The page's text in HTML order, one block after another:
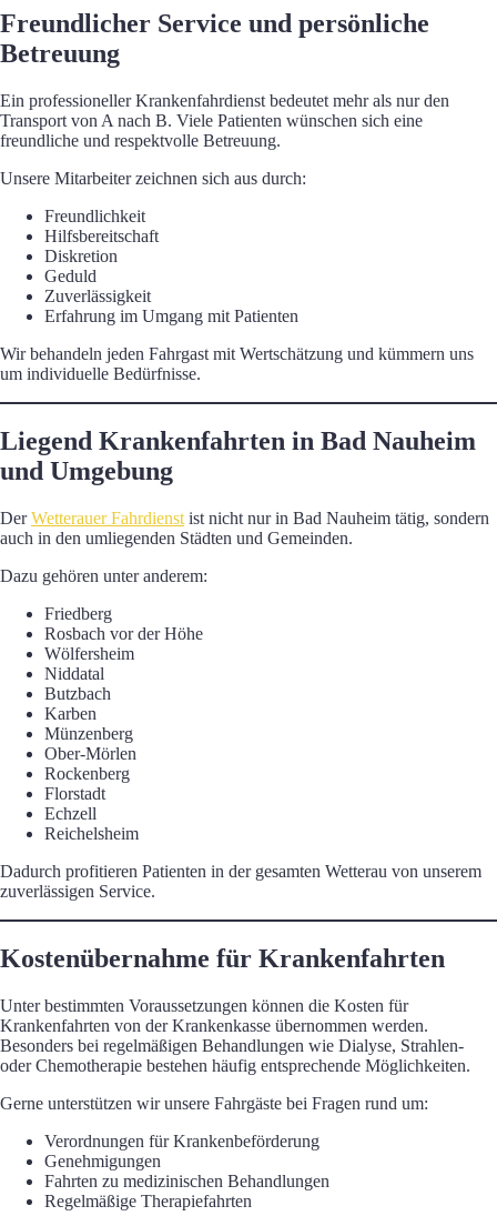
Freundlicher Service und persönliche
Betreuung
Ein professioneller Krankenfahrdienst bedeutet mehr als nur den
Transport von A nach B. Viele Patienten wünschen sich eine
freundliche und respektvolle Betreuung.
Unsere Mitarbeiter zeichnen sich aus durch:
Freundlichkeit
Hilfsbereitschaft
Diskretion
Geduld
Zuverlässigkeit
Erfahrung im Umgang mit Patienten
Wir behandeln jeden Fahrgast mit Wertschätzung und kümmern uns
um individuelle Bedürfnisse.
Liegend Krankenfahrten in Bad Nauheim
und Umgebung
DerWetterauer Fahrdienst ist nicht nur in Bad Nauheim tätig, sondern
auch in den umliegenden Städten und Gemeinden.
Dazu gehören unter anderem:
Friedberg
Rosbach vor der Höhe
Wölfersheim
Niddatal
Butzbach
Karben
Münzenberg
Ober-Mörlen
Rockenberg
Florstadt
Echzell
Reichelsheim
Dadurch profitieren Patienten in der gesamten Wetterau von unserem
zuverlässigen Service.
Kostenübernahme für Krankenfahrten
Unter bestimmten Voraussetzungen können die Kosten für
Krankenfahrten von der Krankenkasse übernommen werden.
Besonders bei regelmäßigen Behandlungen wie Dialyse, Strahlen-
oder Chemotherapie bestehen häufig entsprechende Möglichkeiten.
Gerne unterstützen wir unsere Fahrgäste bei Fragen rund um:
Verordnungen für Krankenbeförderung
Genehmigungen
Fahrten zu medizinischen Behandlungen
Regelmäßige Therapiefahrten